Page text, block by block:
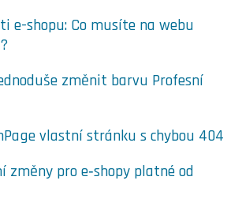
e-shopu: Co musíte na webu
změnit barvu Profesní
vlastní stránku s chybou 404
změny pro e‑shopy platné od